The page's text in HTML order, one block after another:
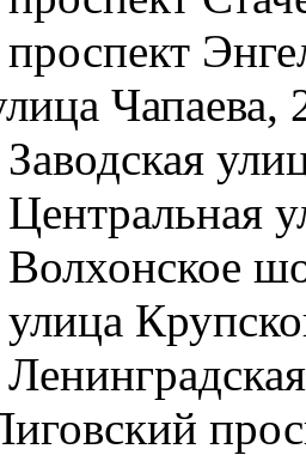
проспект
Чапаева,
Заводская
Центральная
Волхонское
улица